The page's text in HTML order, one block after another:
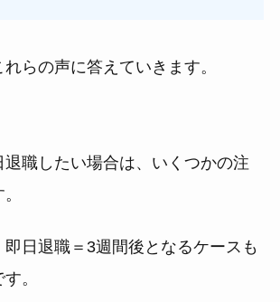
らの声に答えていきます。
退職したい場合は、いくつかの注
日退職＝3週間後となるケースも
。